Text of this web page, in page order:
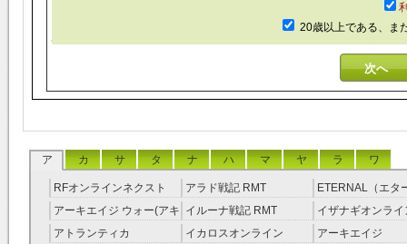
20歳以上である、ま
ア カ サ タ ナ ハ マ ヤ ラ ワ
RFオンラインネクスト
RMT
アラド戦記 RMT
ETERNAL（エタ
RMT
アーキエイジ ウォー(アキ
ウオ) RMT
イルーナ戦記 RMT
イザナギオンライ
アトランティカ
イカロスオンライン
アーキエイジ